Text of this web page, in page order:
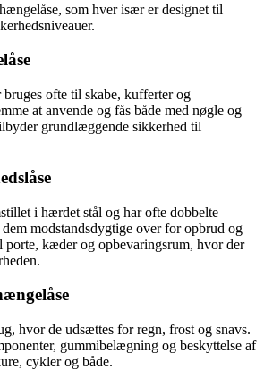
som hver især er designet til
ofte til skabe, kufferter og
at anvende og fås både med nøgle og
grundlæggende sikkerhed til
i hærdet stål og har ofte dobbelte
modstandsdygtige over for opbrud og
kæder og opbevaringsrum, hvor der
hvor de udsættes for regn, frost og snavs.
gummibelægning og beskyttelse af
cykler og både.